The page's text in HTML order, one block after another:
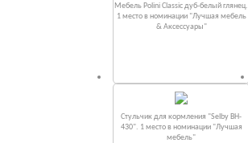
Мебель Polini Classic дуб-белый глянец.
1 место в номинации "Лучшая мебель
& Аксессуары"
Стульчик для кормления "Selby BH-
430". 1 место в номинации "Лучшая
мебель"